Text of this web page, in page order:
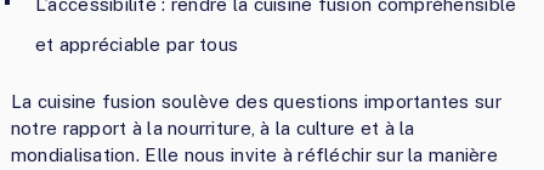
L’accessibilité : rendre la cuisine fusion compréhensible
et appréciable par tous
La cuisine fusion soulève des questions importantes sur
notre rapport à la nourriture, à la culture et à la
mondialisation. Elle nous invite à réfléchir sur la manière